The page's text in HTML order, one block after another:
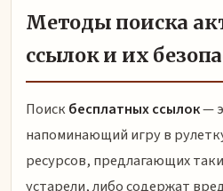
Методы поиска
ссылок и их
Поиск бесплатных ссылок—
напоминающий игру в
ресурсов, предлагающих
устарели, либо содержат